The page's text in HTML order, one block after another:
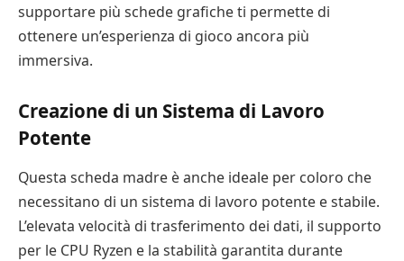
supportare più schede grafiche ti permette di
ottenere un’esperienza di gioco ancora più
immersiva.
Creazione di un Sistema di Lavoro
Potente
Questa scheda madre è anche ideale per coloro che
necessitano di un sistema di lavoro potente e stabile.
L’elevata velocità di trasferimento dei dati, il supporto
per le CPU Ryzen e la stabilità garantita durante